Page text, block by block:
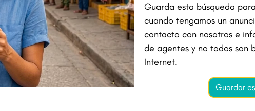
Guarda esta búsqueda
cuando tengamos un
contacto con nosotros e
de agentes y no todos son
Internet.
Guardar